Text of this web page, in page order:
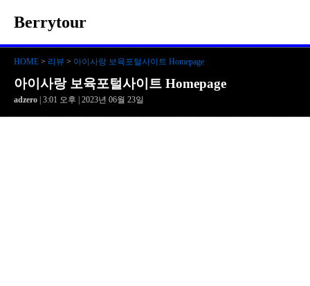
Berrytour
HOME > 리뷰 > 아이사랑 보육포털사이트 Homepage
아이사랑 보육포털사이트 Homepage
adzero | 3:01 오후 | 2023년 06월 23일